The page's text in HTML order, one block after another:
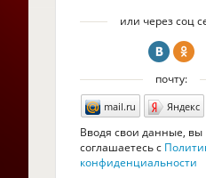
или через соц
почту:
mail.ru Яндекс
Вводя свои данные, вы
соглашаетесь с
конфиденциальности